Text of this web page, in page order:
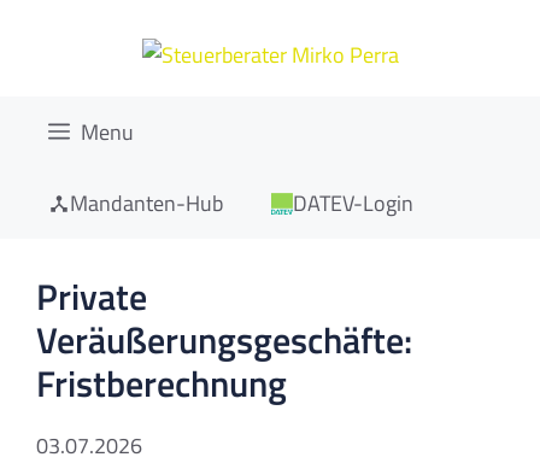
Menu
Mandanten-Hub DATEV-Login
03.07.2026
Private
Veräußerungsgeschäfte:
Fristberechnung